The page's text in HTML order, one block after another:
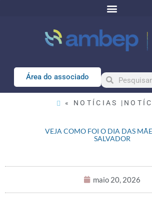
Área do associado
« NOTÍCIAS |
VEJA COMO FOI O DIA DAS
SALVADOR
maio 20, 2026